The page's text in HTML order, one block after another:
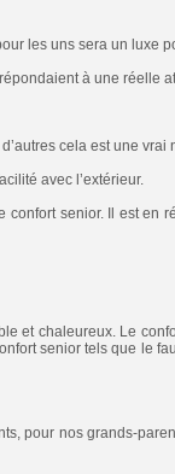
les uns sera un luxe
à une réelle
cela est une vrai
avec l’extérieur.
senior. Il est en
et chaleureux. Le
senior tels que le
pour nos grands-